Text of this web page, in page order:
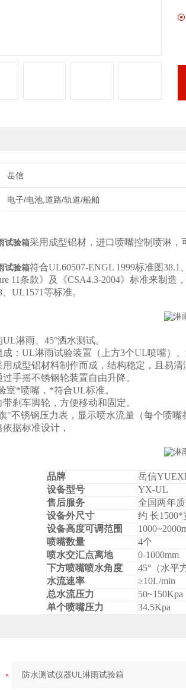
岳信
电子/电池,道路/轨道/船舶
试验箱采用成型铝材，进口喷嘴控制喷淋，
试验箱符合UL60507-ENGL 1999标准图38.1
11条款》及《CSA4.3-2004》标准来制造
UL1571 等标准。
淋雨、45°洒水测试。
：UL淋雨试验装置（上方3个UL喷嘴）
成型铝材料制作而成，结构稳定，且易清
手摇不锈钢轮装置自由升降。
室*喷嘴，*符合UL标准。
刹车脚轮，方便移动和固定。
"不锈钢压力表，显示喷水流量（每个喷嘴
据标准设计，
品牌
岳信
设备型号
YX-UL
售后服务
全国两年
设备外尺寸
约 长1500*
设备高度可调范围
喷嘴数量
4个
喷水交汇点离地
0-1000mm
下方喷嘴喷水角度
45°（水平
水流速率
≥10L/min
总水流压力
50~150Kpa
单个喷嘴压力
34.5Kpa